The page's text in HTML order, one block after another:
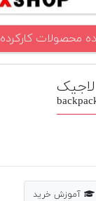
محصولات کارکرده
آموزش خرید